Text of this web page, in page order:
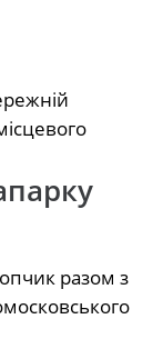
разом з